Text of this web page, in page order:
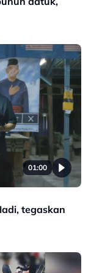
01:00
tegaskan